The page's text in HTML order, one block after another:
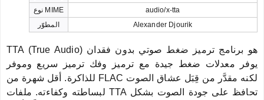
نوع MIME
audio/x-tta
المطوّر
Alexander Djourik
TTA (True Audio) هو برنامج ترميز ضغط صوتي بدون فقدان
يوفر معدلات ضغط جيدة مع ترميز وفك ترميز سريع وموفر
للذاكرة. أقل شهرة من FLAC لكنه مقدَّر من قِبَل عشاق الصوت
لبساطته وكفاءته. ملفات TTA تحافظ على جودة الصوت بشكل